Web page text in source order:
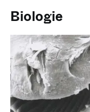
Biologie